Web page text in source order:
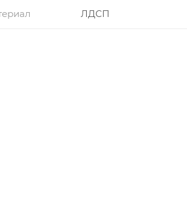
ЛДСП